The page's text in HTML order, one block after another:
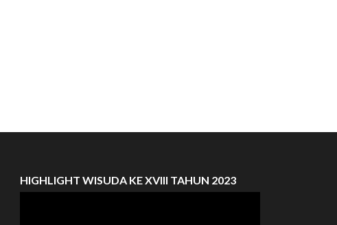
HIGHLIGHT WISUDA KE XVIII TAHUN 2023